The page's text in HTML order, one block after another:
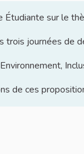
sur le
journées de
de ces